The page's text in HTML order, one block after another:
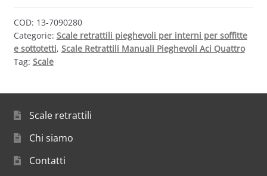
COD: 13-7090280
Categorie: Scale retrattili pieghevoli per interni per soffitte
e sottotetti, Scale Retrattili Manuali Pieghevoli Aci Quattro
Tag: Scale
Scale retrattili
Chi siamo
Contatti